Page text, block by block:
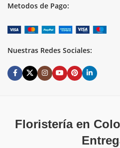
Metodos de Pago:
Nuestras Redes Sociales:
Floristería en